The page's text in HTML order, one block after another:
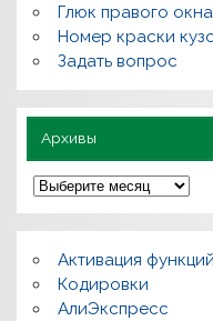
о
л
з
н
Глюк правого
Номер краски
Задать вопрос
Архивы
А
р
х
и
ы
Активация функций
Кодировки
АлиЭкспресс